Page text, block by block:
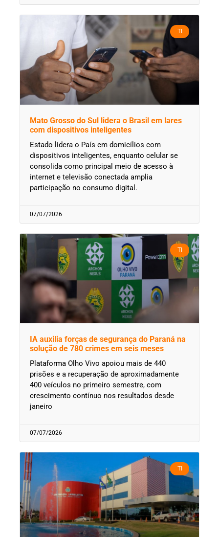
TI
Mato Grosso do Sul lidera o Brasil em lares
com dispositivos inteligentes
Estado lidera o País em domicílios com
dispositivos inteligentes, enquanto celular se
consolida como principal meio de acesso à
internet e televisão conectada amplia
participação no consumo digital.
07/07/2026
TI
IA auxilia forças de segurança do Paraná na
solução de 780 crimes em seis meses
Plataforma Olho Vivo apoiou mais de 440
prisões e a recuperação de aproximadamente
400 veículos no primeiro semestre, com
crescimento contínuo nos resultados desde
janeiro
07/07/2026
TI